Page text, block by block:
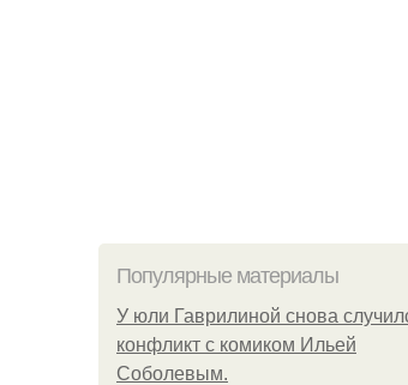
Популярные материалы
У юли Гаврилиной снова
конфликт с комиком Ильей
Соболевым.